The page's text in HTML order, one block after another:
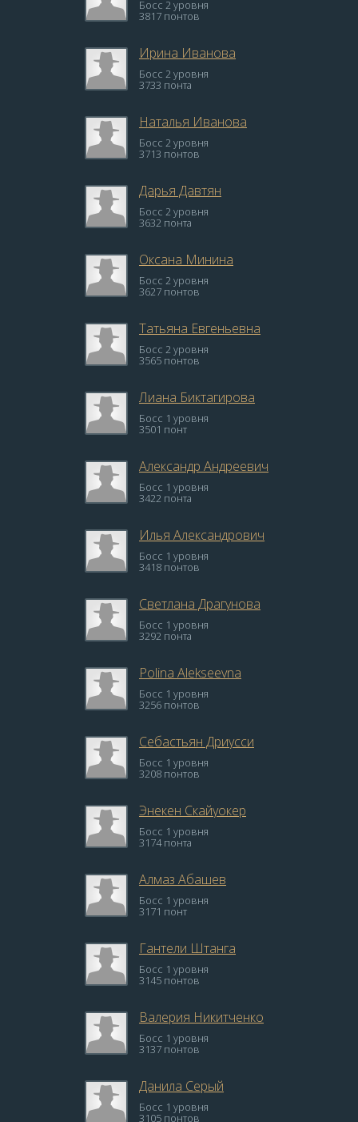
Босс 2 уровня
3817 понтов
Ирина Иванова
Босс 2 уровня
3733 понта
Наталья Иванова
Босс 2 уровня
3713 понтов
Дарья Давтян
Босс 2 уровня
3632 понта
Оксана Минина
Босс 2 уровня
3627 понтов
Татьяна Евгеньевна
Босс 2 уровня
3565 понтов
Лиана Биктагирова
Босс 1 уровня
3501 понт
Александр Андреевич
Босс 1 уровня
3422 понта
Илья Александрович
Босс 1 уровня
3418 понтов
Светлана Драгунова
Босс 1 уровня
3292 понта
Polina Alekseevna
Босс 1 уровня
3256 понтов
Себастьян Дриусси
Босс 1 уровня
3208 понтов
Энекен Скайуокер
Босс 1 уровня
3174 понта
Алмаз Абашев
Босс 1 уровня
3171 понт
Гантели Штанга
Босс 1 уровня
3145 понтов
Валерия Никитченко
Босс 1 уровня
3137 понтов
Данила Серый
Босс 1 уровня
3105 понтов